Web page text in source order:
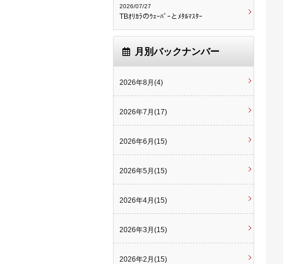
2026/07/27
TBｵﾘｶﾗのｳｪｰﾊﾞｰとﾒﾀﾙﾏｽﾀｰ
月別バックナンバー
2026年8月(4)
2026年7月(17)
2026年6月(15)
2026年5月(15)
2026年4月(15)
2026年3月(15)
2026年2月(15)